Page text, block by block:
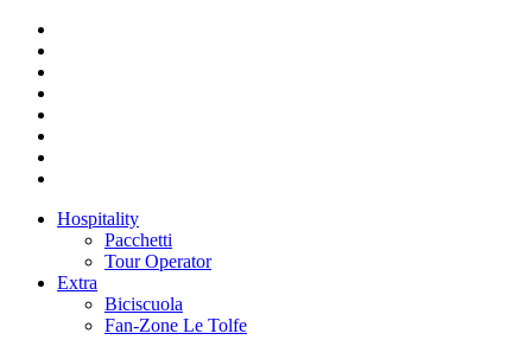
Hospitality
Pacchetti
Tour Operator
Extra
Biciscuola
Fan-Zone Le Tolfe